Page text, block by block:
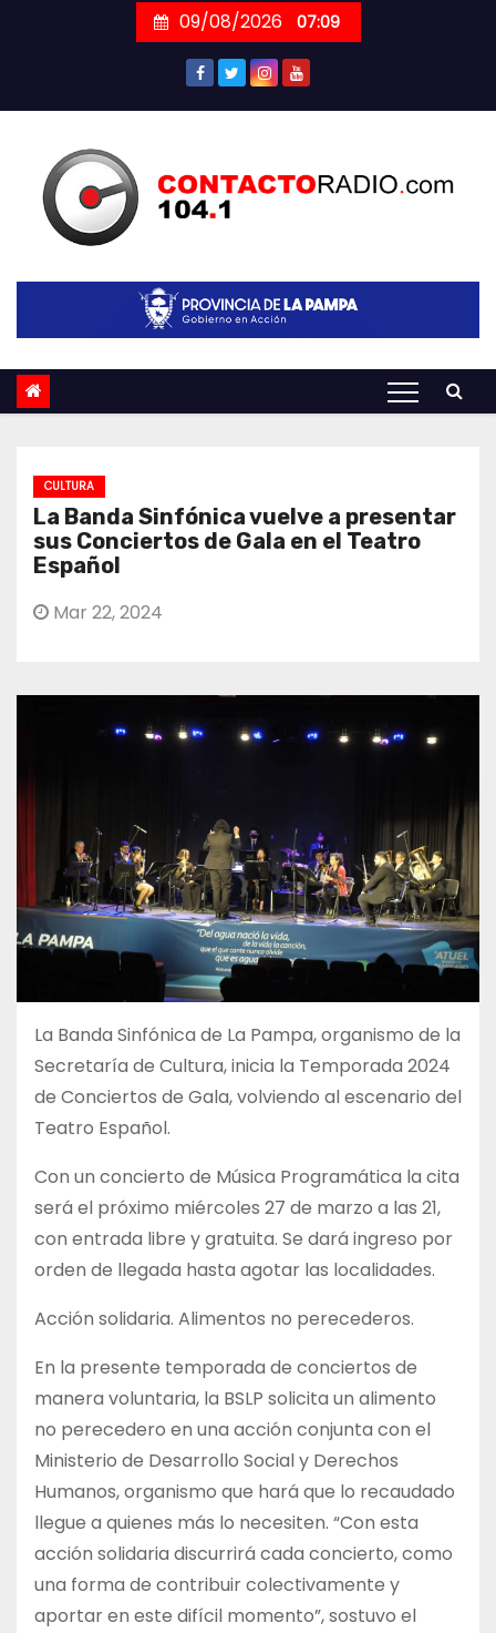
09/08/2026 07:09
CULTURA
La Banda Sinfónica vuelve a presentar
sus Conciertos de Gala en el Teatro
Español
Mar 22, 2024
La Banda Sinfónica de La Pampa, organismo de la
Secretaría de Cultura, inicia la Temporada 2024
de Conciertos de Gala, volviendo al escenario del
Teatro Español.
Con un concierto de Música Programática la cita
será el próximo miércoles 27 de marzo a las 21,
con entrada libre y gratuita. Se dará ingreso por
orden de llegada hasta agotar las localidades.
Acción solidaria. Alimentos no perecederos.
En la presente temporada de conciertos de
manera voluntaria, la BSLP solicita un alimento
no perecedero en una acción conjunta con el
Ministerio de Desarrollo Social y Derechos
Humanos, organismo que hará que lo recaudado
llegue a quienes más lo necesiten. “Con esta
acción solidaria discurrirá cada concierto, como
una forma de contribuir colectivamente y
aportar en este difícil momento”, sostuvo el